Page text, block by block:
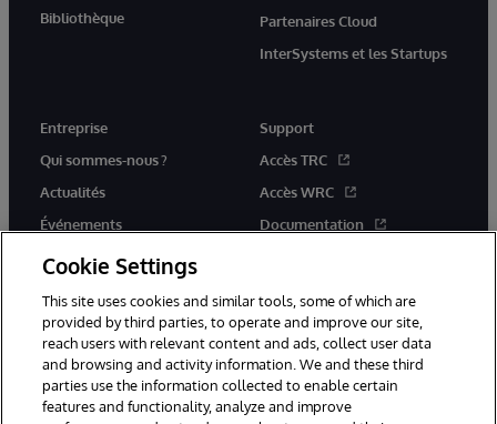
Bibliothèque
Partenaires Cloud
InterSystems et les Startups
Entreprise
Qui sommes-nous ?
Actualités
Événements
Rejoignez-nous
Support
Accès TRC
Accès WRC
Documentation
© 1996-2026 InterSystems Corporation, Boston, MA. Tous droits
réservés.
Cookie Settings
This site uses cookies and similar tools, some of which are
provided by third parties, to operate and improve our site,
reach users with relevant content and ads, collect user data
and browsing and activity information. We and these third
parties use the information collected to enable certain
features and functionality, analyze and improve